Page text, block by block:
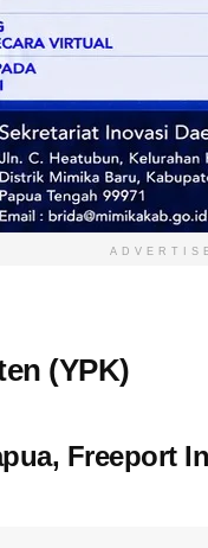
(YPK)
Freeport